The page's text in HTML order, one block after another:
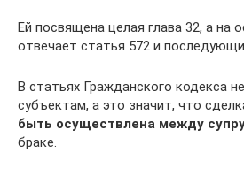
Ей посвящена целая глава 32, а на
отвечает статья 572 и
В статьях Гражданского кодекса
субъектам, а это значит, что
быть осуществлена между
браке.